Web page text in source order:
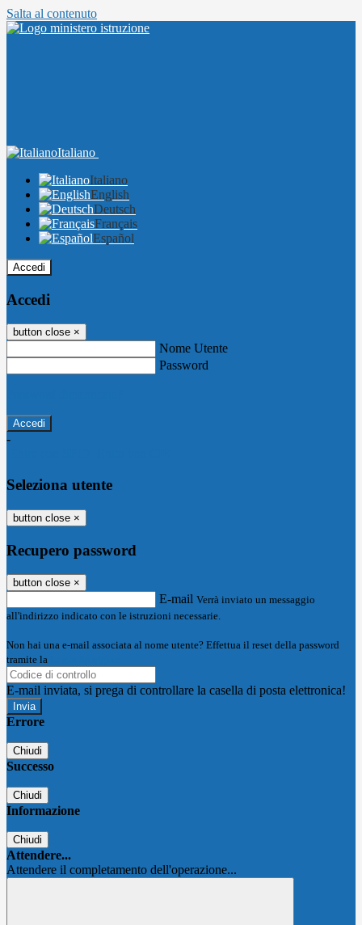
Salta al contenuto
Italiano
Italiano
English
Deutsch
Français
Español
Accedi
Accedi
button close ×
Nome Utente
Password
-
Seleziona utente
button close ×
Recupero password
button close ×
E-mail Verrà inviato un messaggio
all'indirizzo indicato con le istruzioni necessarie.
Non hai una e-mail associata al nome utente? Effettua il reset della password
tramite la
E-mail inviata, si prega di controllare la casella di posta elettronica!
Errore
Chiudi
Successo
Chiudi
Informazione
Chiudi
Attendere...
Attendere il completamento dell'operazione...